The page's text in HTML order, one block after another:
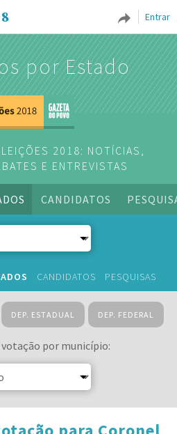
Entrar
por Estado
2018: NOTÍCIAS,
E ENTREVISTAS
CANDIDATOS
CANDIDATOS PESQUISAS
DEP. ESTADUAL DEP. FEDERAL
votação por município: